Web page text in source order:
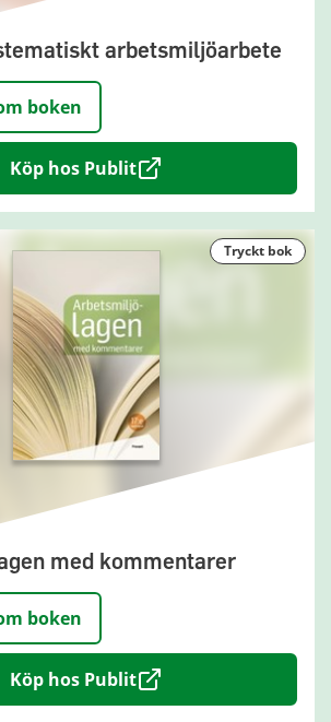
arbetsmiljöarbete
boken
Köp hos Publit
med kommentarer
tryckt bok
boken
Köp hos Publit